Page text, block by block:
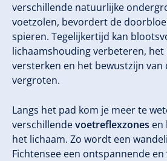
verschillende natuurlijke
voetzolen, bevordert de
spieren. Tegelijkertijd kan
lichaamshouding verbeteren, het
versterken en het bewustzijn van
vergroten.
Langs het pad kom je meer te
verschillendevoetreflexzones en
het lichaam. Zo wordt een
Fichtensee een ontspannende